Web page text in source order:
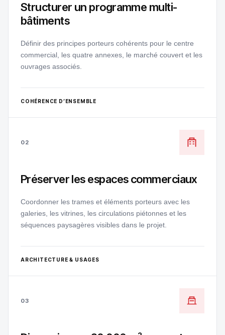
Structurer un programme multi-
bâtiments
Définir des principes porteurs cohérents pour le centre
commercial, les quatre annexes, le marché couvert et les
ouvrages associés.
COHÉRENCE D’ENSEMBLE
02
Préserver les espaces commerciaux
Coordonner les trames et éléments porteurs avec les
galeries, les vitrines, les circulations piétonnes et les
séquences paysagères visibles dans le projet.
ARCHITECTURE & USAGES
03